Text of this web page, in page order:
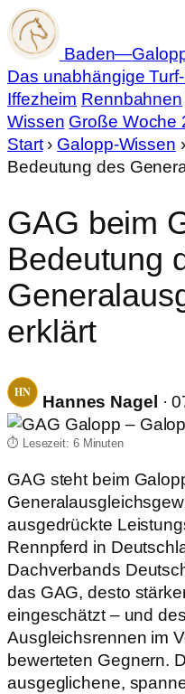
Baden—
Das unabhängige Turf-
Iffezheim Rennbahnen
Wissen Große Woche
Start› Galopp-Wissen ›
Bedeutung des
GAG beim
Bedeutung
erklärt
Hannes Nagel ·
⏱️ Lesezeit: 6 Minuten
GAG steht beim
ausgedrückte
Rennpferd in
Dachverbands
das GAG, desto
eingeschätzt – und
Ausgleichsrennen im
bewerteten Gegnern.
ausgeglichene,